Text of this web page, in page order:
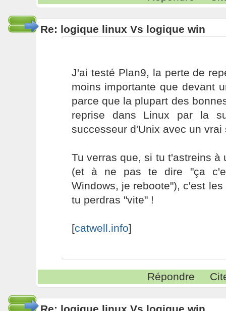
Re: logique linux Vs logique win
J'ai testé Plan9, la perte de
moins importante que devant
parce que la plupart des
reprise dans Linux par la
successeur d'Unix avec un vrai
Tu verras que, si tu t'astreins à
(et à ne pas te dire "ça
Windows, je reboote"), c'est
tu perdras "vite" !
[catwell.info]
Répondre